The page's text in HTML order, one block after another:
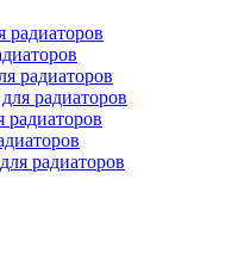
радиаторов
радиаторов
радиаторов
радиаторов
радиаторов